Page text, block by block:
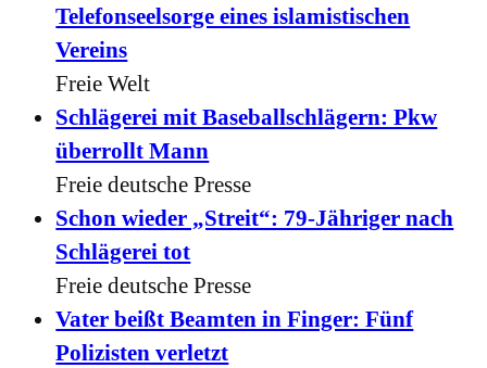
Telefonseelsorge eines islamistischen
Vereins
Freie Welt
Schlägerei mit Baseballschlägern: Pkw
überrollt Mann
Freie deutsche Presse
Schon wieder „Streit“: 79-Jähriger nach
Schlägerei tot
Freie deutsche Presse
Vater beißt Beamten in Finger: Fünf
Polizisten verletzt